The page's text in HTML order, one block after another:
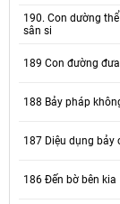
190. Con dường
sân si
189 Con đường
188 Bảy pháp
187 Diệu dụng bảy
186 Đến bờ bên kia